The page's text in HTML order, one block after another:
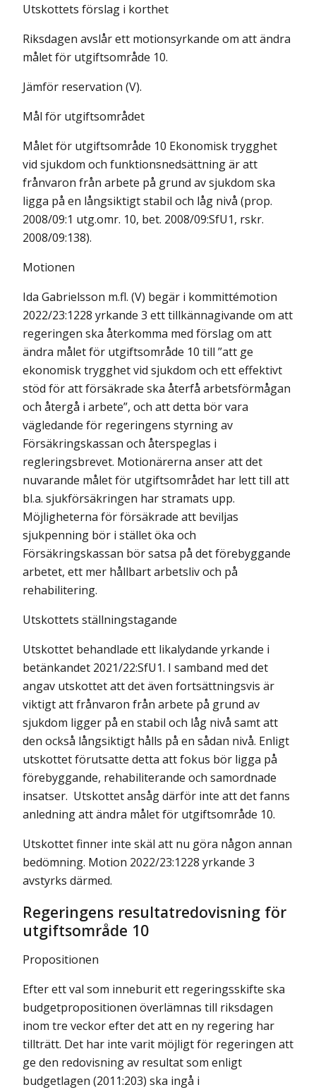
Utskottets förslag i korthet
Riksdagen avslår ett motionsyrkande om att ändra
målet för utgifts­område 10.
Jämför reservation (V).
Mål för utgiftsområdet
Målet för utgiftsområde 10 Ekonomisk trygghet
vid sjukdom och funktions­nedsättning är att
frånvaron från arbete på grund av sjukdom ska
ligga på en lång­­siktigt stabil och låg nivå (prop.
2008/09:1 utg.omr. 10, bet. 2008/09:SfU1, rskr.
2008/09:138).
Motionen
Ida Gabrielsson m.fl. (V) begär i kommittémotion
2022/23:1228 yrkande 3 ett tillkännagivande om att
regeringen ska återkomma med förslag om att
ändra målet för utgiftsområde 10 till ”att ge
ekonomisk trygghet vid sjukdom och ett effektivt
stöd för att försäkrade ska återfå arbetsförmågan
och återgå i arbete”, och att detta bör vara
vägledande för regeringens styrning av
Försäkrings­kassan och återspeglas i
regleringsbrevet. Motionärerna anser att det
nuvarande målet för utgiftsområdet har lett till att
bl.a. sjukförsäkringen har stramats upp.
Möjligheterna för försäkrade att beviljas
sjukpenning bör i stället öka och
Försäkringskassan bör satsa på det förebyggande
arbetet, ett mer hållbart arbets­liv och på
rehabilitering.
Utskottets ställningstagande
Utskottet behandlade ett likalydande yrkande i
betänkandet 2021/22:SfU1. I samband med det
angav utskottet att det även fortsättningsvis är
viktigt att frånvaron från arbete på grund av
sjukdom ligger på en stabil och låg nivå samt att
den också långsiktigt hålls på en sådan nivå. Enligt
utskottet förutsatte detta att fokus bör ligga på
förebyggande, rehabiliterande och samordnade
insatser. Utskottet ansåg därför inte att det fanns
anledning att ändra målet för utgifts­område 10.
Utskottet finner inte skäl att nu göra någon annan
bedömning. Motion 2022/23:1228 yrkande 3
avstyrks därmed.
Regeringens resultatredovisning för
utgiftsområde 10
Propositionen
Efter ett val som inneburit ett regeringsskifte ska
budgetpropositionen över­lämnas till riksdagen
inom tre veckor efter det att en ny regering har
tillträtt. Det har inte varit möjligt för regeringen att
ge den redovisning av resultat som enligt
budgetlagen (2011:203) ska ingå i